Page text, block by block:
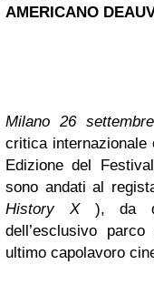
AMERICANO
Milano 26
critica internazionale
Edizione del
sono andati al
History X), da
dell’esclusivo
ultimo capolavoro